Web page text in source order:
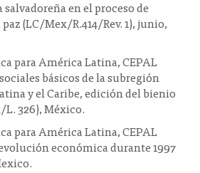
salvadoreña en el proceso de
(LC/Mex/R.414/Rev. 1), junio,
para América Latina, CEPAL
básicos de la subregión
y el Caribe, edición del bienio
L. 326), México.
para América Latina, CEPAL
económica durante 1997